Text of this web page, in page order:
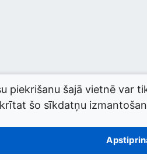
Izstrādātājs:
piekrišanu šajā vietnē var
šo sīkdatņu